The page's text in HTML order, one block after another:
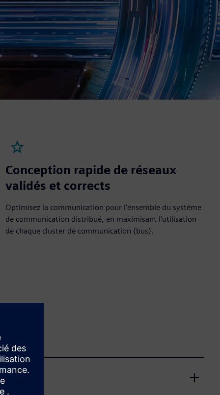
Conception rapide de réseaux
validés et corrects
Optimisez la communication pour l'ensemble du système
de communication distribué, en maximisant l'utilisation
de chaque cluster de communication (bus).